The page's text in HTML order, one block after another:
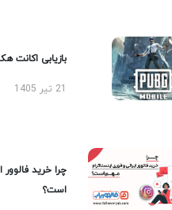
بازیابی اکانت
چرا خرید فالوور
است؟